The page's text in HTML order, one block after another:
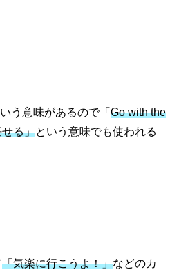
う意味があるので「Go with the
る」という意味でも使われる
「気楽に行こうよ！」などのカ